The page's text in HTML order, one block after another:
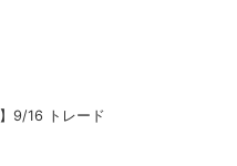
9/16 トレード